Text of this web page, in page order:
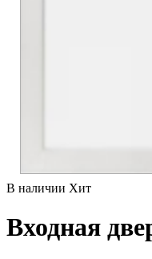
В наличии Хит
Входная